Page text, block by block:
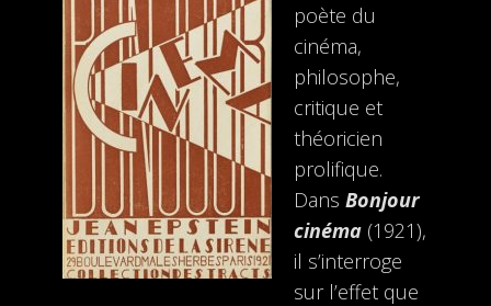
poète du
cinéma,
philosophe,
critique et
théoricien
prolifique.
Dans Bonjour
cinéma (1921),
il s’interroge
sur l’effet que